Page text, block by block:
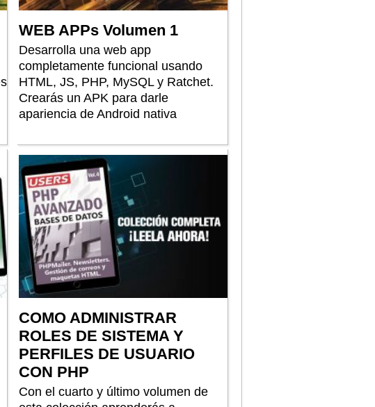
WEB APPs Volumen 1
Desarrolla una web app
completamente funcional usando
HTML, JS, PHP, MySQL y Ratchet.
Crearás un APK para darle
apariencia de Android nativa
COMO ADMINISTRAR
ROLES DE SISTEMA Y
PERFILES DE USUARIO
CON PHP
Con el cuarto y último volumen de